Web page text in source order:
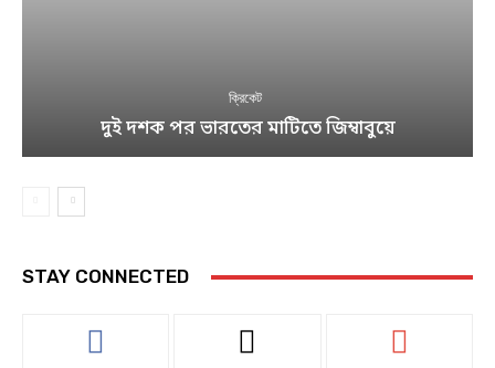
ক্রিকেট
দুই দশক পর ভারতের মাটিতে জিম্বাবুয়ে
STAY CONNECTED